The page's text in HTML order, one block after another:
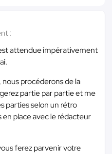
:
attendue impérativement
procéderons de la
partie par partie et me
parties selon un rétro
place avec le rédacteur
ferez parvenir votre